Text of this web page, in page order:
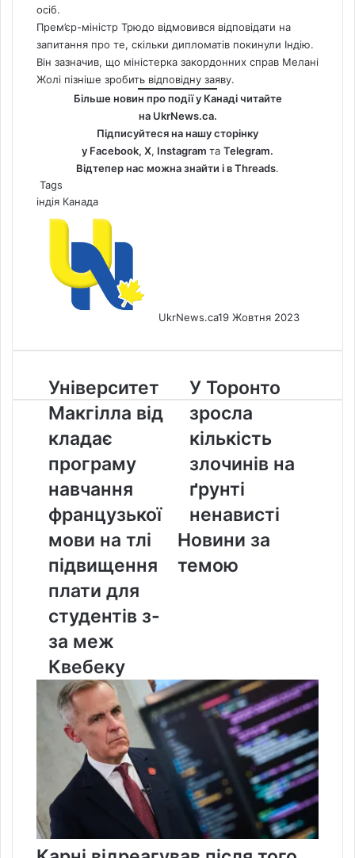
осіб.
Прем’єр-міністр Трюдо відмовився відповідати на
запитання про те, скільки дипломатів покинули Індію.
Він зазначив, що міністерка закордонних справ Мелані
Жолі пізніше зробить відповідну заяву.
Більше новин про події у Канаді читайте
на UkrNews.ca.
Підписуйтеся на нашу сторінку
у Facebook, Х, Instagram та Telegram.
Відтепер нас можна знайти і вThreads.
Tags
індія Канада
UkrNews.ca19 Жовтня 2023
Університет Макгілла відкладає
програму
навчання
французької
мови
на
тлі
підвищення
плати
студентів
з-
меж
Квебеку
Університет
Макгілла від
кладає
програму
навчання
французької
мови на тлі
підвищення
плати для
студентів з-
за меж
Квебеку
У
Торонто
зросла
кількість
злочинів
на
ґрунті
ненависті
У Торонто
зросла
кількість
злочинів на
ґрунті
ненависті
Новини за
темою